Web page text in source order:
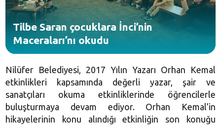
Tilbe Saran çocuklara İnci’nin
Maceraları’nı okudu
Nilüfer Belediyesi, 2017 Yılın Yazarı Orhan Kemal
etkinlikleri kapsamında değerli yazar, şair ve
sanatçıları okuma etkinliklerinde öğrencilerle
buluşturmaya devam ediyor. Orhan Kemal’in
hikayelerinin konu alındığı etkinliğin son konuğu